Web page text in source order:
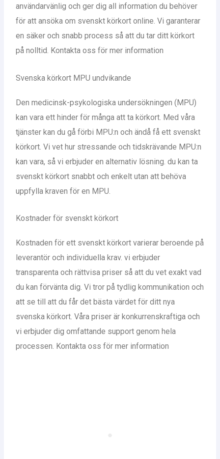
användarvänlig och ger dig all information du behöver
för att ansöka om svenskt körkort online. Vi garanterar
en säker och snabb process så att du tar ditt körkort
på nolltid. Kontakta oss för mer information
Svenska körkort MPU undvikande
Den medicinsk-psykologiska undersökningen (MPU)
kan vara ett hinder för många att ta körkort. Med våra
tjänster kan du gå förbi MPU:n och ändå få ett svenskt
körkort. Vi vet hur stressande och tidskrävande MPU:n
kan vara, så vi erbjuder en alternativ lösning. du kan ta
svenskt körkort snabbt och enkelt utan att behöva
uppfylla kraven för en MPU.
Kostnader för svenskt körkort
Kostnaden för ett svenskt körkort varierar beroende på
leverantör och individuella krav. vi erbjuder
transparenta och rättvisa priser så att du vet exakt vad
du kan förvänta dig. Vi tror på tydlig kommunikation och
att se till att du får det bästa värdet för ditt nya
svenska körkort. Våra priser är konkurrenskraftiga och
vi erbjuder dig omfattande support genom hela
processen. Kontakta oss för mer information